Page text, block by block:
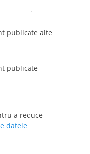
publicate alte
publicate
a reduce
datele